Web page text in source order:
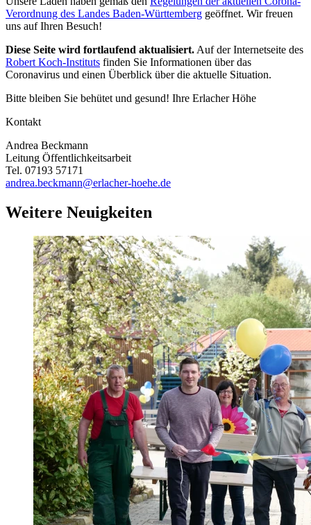
Verordnung des Landes Baden-Württemberg geöffnet. Wir freuen
uns auf Ihren Besuch!
Diese Seite wird fortlaufend aktualisiert. Auf der Internetseite des
Robert Koch-Instituts finden Sie Informationen über das
Coronavirus und einen Überblick über die aktuelle Situation.
Bitte bleiben Sie behütet und gesund! Ihre Erlacher Höhe
Kontakt
Andrea Beckmann
Leitung Öffentlichkeitsarbeit
Tel. 07193 57171
andrea.beckmann@erlacher-hoehe.de
Weitere Neuigkeiten